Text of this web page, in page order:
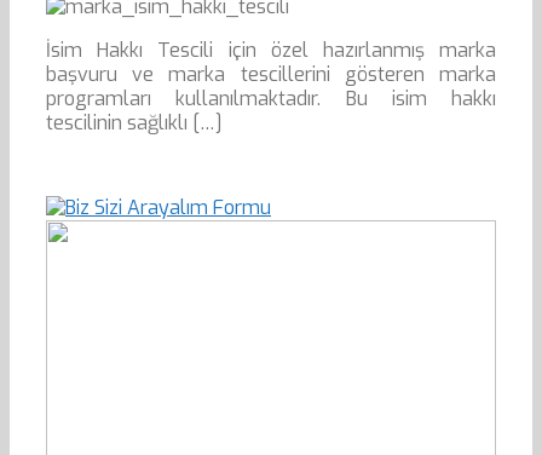
İsim Hakkı Tescili için özel hazırlanmış marka
başvuru ve marka tescillerini gösteren marka
programları kullanılmaktadır. Bu isim hakkı
tescilinin sağlıklı […]